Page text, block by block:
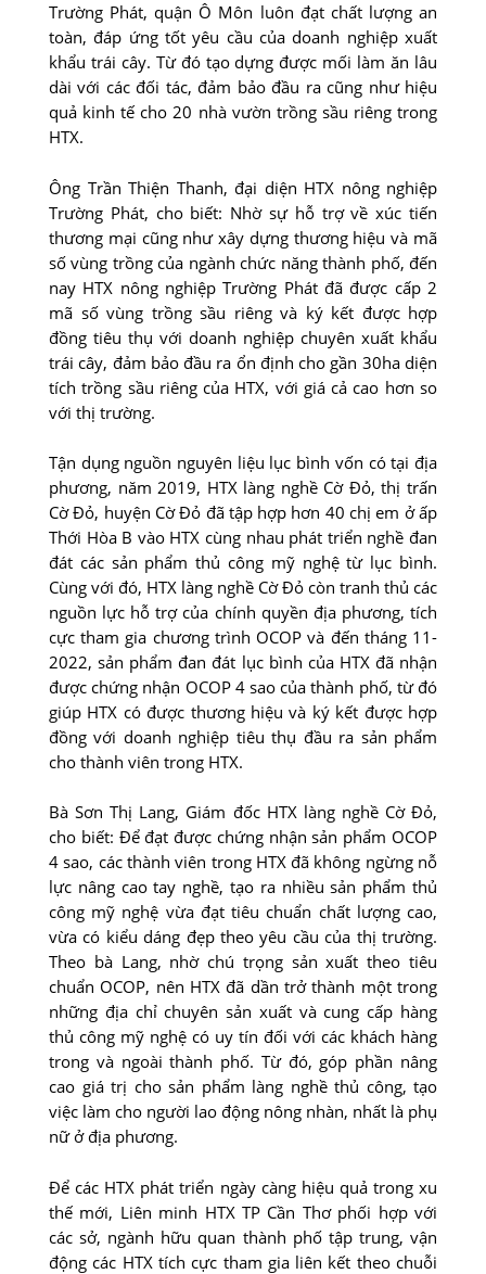
Trường Phát, quận Ô Môn luôn đạt chất lượng an
toàn, đáp ứng tốt yêu cầu của doanh nghiệp xuất
khẩu trái cây. Từ đó tạo dựng được mối làm ăn lâu
dài với các đối tác, đảm bảo đầu ra cũng như hiệu
quả kinh tế cho 20 nhà vườn trồng sầu riêng trong
HTX.
Ông Trần Thiện Thanh, đại diện HTX nông nghiệp
Trường Phát, cho biết: Nhờ sự hỗ trợ về xúc tiến
thương mại cũng như xây dựng thương hiệu và mã
số vùng trồng của ngành chức năng thành phố, đến
nay HTX nông nghiệp Trường Phát đã được cấp 2
mã số vùng trồng sầu riêng và ký kết được hợp
đồng tiêu thụ với doanh nghiệp chuyên xuất khẩu
trái cây, đảm bảo đầu ra ổn định cho gần 30ha diện
tích trồng sầu riêng của HTX, với giá cả cao hơn so
với thị trường.
Tận dụng nguồn nguyên liệu lục bình vốn có tại địa
phương, năm 2019, HTX làng nghề Cờ Ðỏ, thị trấn
Cờ Ðỏ, huyện Cờ Ðỏ đã tập hợp hơn 40 chị em ở ấp
Thới Hòa B vào HTX cùng nhau phát triển nghề đan
đát các sản phẩm thủ công mỹ nghệ từ lục bình.
Cùng với đó, HTX làng nghề Cờ Ðỏ còn tranh thủ các
nguồn lực hỗ trợ của chính quyền địa phương, tích
cực tham gia chương trình OCOP và đến tháng 11-
2022, sản phẩm đan đát lục bình của HTX đã nhận
được chứng nhận OCOP 4 sao của thành phố, từ đó
giúp HTX có được thương hiệu và ký kết được hợp
đồng với doanh nghiệp tiêu thụ đầu ra sản phẩm
cho thành viên trong HTX.
Bà Sơn Thị Lang, Giám đốc HTX làng nghề Cờ Ðỏ,
cho biết: Ðể đạt được chứng nhận sản phẩm OCOP
4 sao, các thành viên trong HTX đã không ngừng nỗ
lực nâng cao tay nghề, tạo ra nhiều sản phẩm thủ
công mỹ nghệ vừa đạt tiêu chuẩn chất lượng cao,
vừa có kiểu dáng đẹp theo yêu cầu của thị trường.
Theo bà Lang, nhờ chú trọng sản xuất theo tiêu
chuẩn OCOP, nên HTX đã dần trở thành một trong
những địa chỉ chuyên sản xuất và cung cấp hàng
thủ công mỹ nghệ có uy tín đối với các khách hàng
trong và ngoài thành phố. Từ đó, góp phần nâng
cao giá trị cho sản phẩm làng nghề thủ công, tạo
việc làm cho người lao động nông nhàn, nhất là phụ
nữ ở địa phương.
Ðể các HTX phát triển ngày càng hiệu quả trong xu
thế mới, Liên minh HTX TP Cần Thơ phối hợp với
các sở, ngành hữu quan thành phố tập trung, vận
động các HTX tích cực tham gia liên kết theo chuỗi